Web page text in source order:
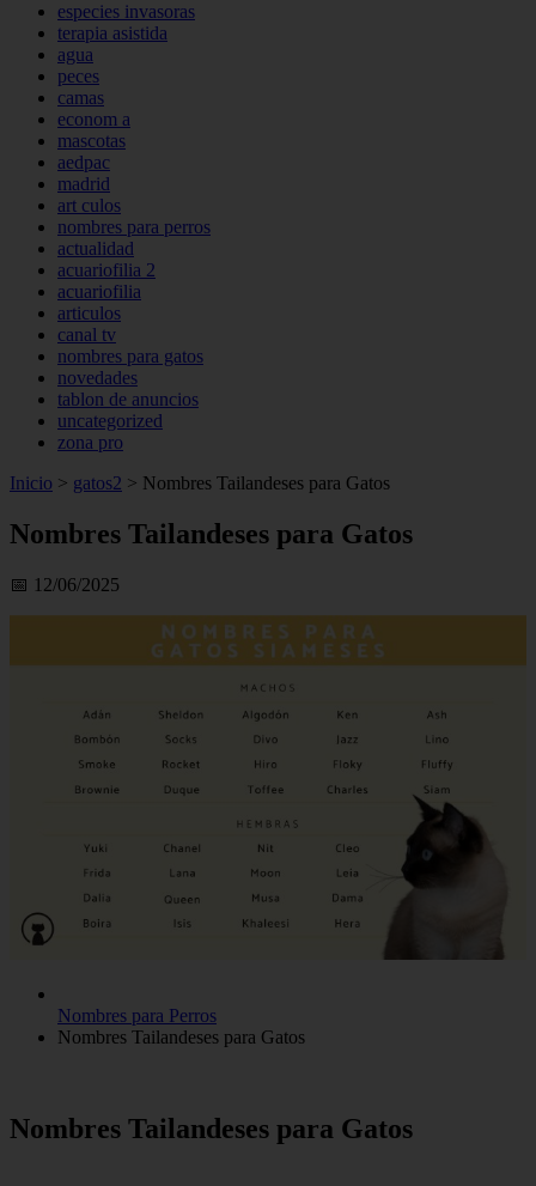
especies invasoras
terapia asistida
agua
peces
camas
econom a
mascotas
aedpac
madrid
art culos
nombres para perros
actualidad
acuariofilia 2
acuariofilia
articulos
canal tv
nombres para gatos
novedades
tablon de anuncios
uncategorized
zona pro
Inicio > gatos2 > Nombres Tailandeses para Gatos
Nombres Tailandeses para Gatos
📅 12/06/2025
Nombres para Perros
Nombres Tailandeses para Gatos
Nombres Tailandeses para Gatos